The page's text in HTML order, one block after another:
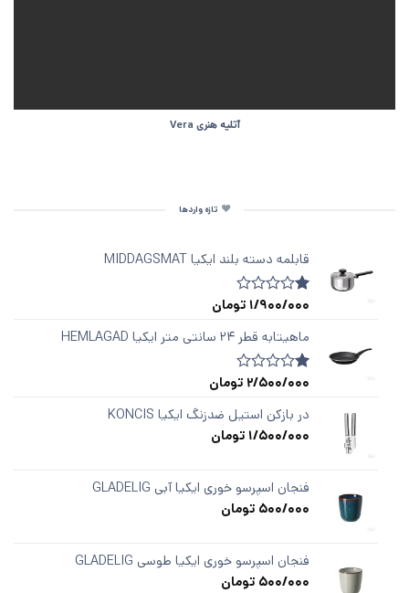
آتلیه هنری Vera
تازه واردها
قابلمه دسته‌ بلند ایکیا MIDDAGSMAT
امتیازدهی
از
در
1
امتیازدهی
1/900/000 تومان
ماهیتابه قطر ۲۴ سانتی متر ایکیا HEMLAGAD
امتیازدهی
از
در
1
2/500/000 تومان
در بازکن استیل ضدزنگ ایکیا KONCIS
1/500/000 تومان
فنجان اسپرسو خوری ایکیا آبی GLADELIG
500/000 تومان
فنجان اسپرسو خوری ایکیا طوسی GLADELIG
500/000 تومان